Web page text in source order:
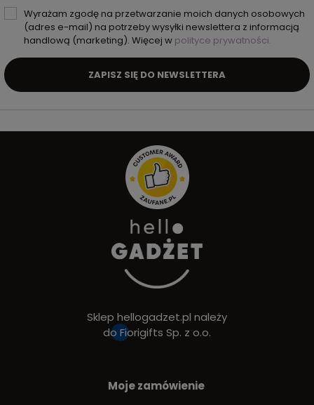
Wyrażam zgodę na przetwarzanie moich danych osobowych
(adres e-mail) na potrzeby wysyłki newslettera z informacją
handlową (marketing). Więcej w polityce prywatności.
ZAPISZ SIĘ DO NEWSLETTERA
Sklep hellogadzet.pl należy
do Fiorigifts Sp. z o.o.
Moje zamówienie